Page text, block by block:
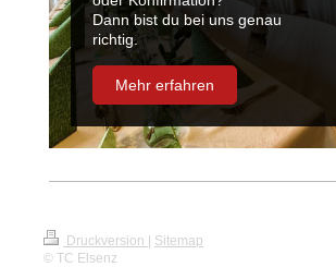
Dann bist du bei uns genau
richtig.
Mehr erfahren
Druckversion
Sitemap
© TC Elsenz